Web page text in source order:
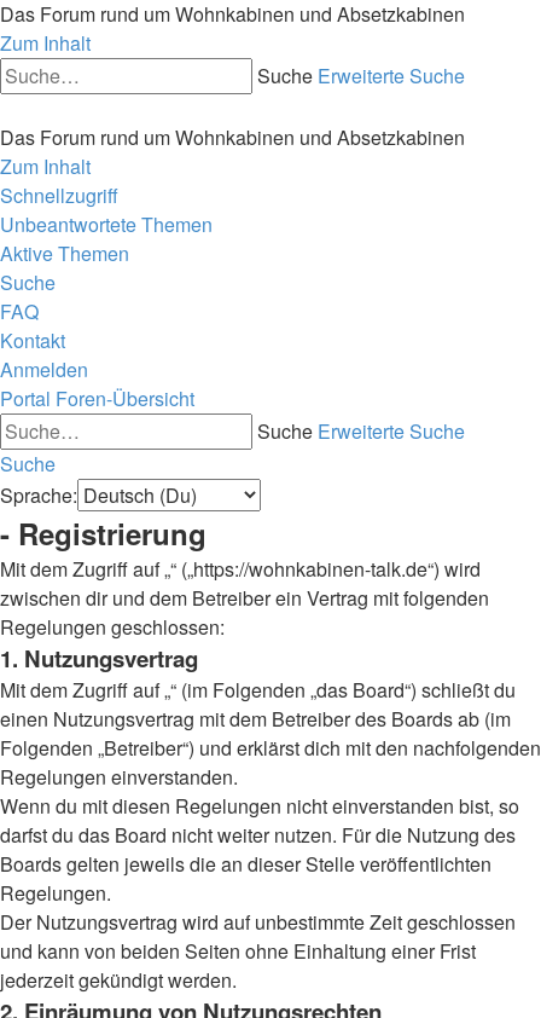
Das Forum rund um Wohnkabinen und Absetzkabinen
Zum Inhalt
Suche Erweiterte Suche
Das Forum rund um Wohnkabinen und Absetzkabinen
Zum Inhalt
Schnellzugriff
Unbeantwortete Themen
Aktive Themen
Suche
FAQ
Kontakt
Anmelden
Portal Foren-Übersicht
Suche Erweiterte Suche
Suche
Sprache:
- Registrierung
Mit dem Zugriff auf „“ („https://wohnkabinen-talk.de“) wird
zwischen dir und dem Betreiber ein Vertrag mit folgenden
Regelungen geschlossen:
1. Nutzungsvertrag
Mit dem Zugriff auf „“ (im Folgenden „das Board“) schließt du
einen Nutzungsvertrag mit dem Betreiber des Boards ab (im
Folgenden „Betreiber“) und erklärst dich mit den nachfolgenden
Regelungen einverstanden.
Wenn du mit diesen Regelungen nicht einverstanden bist, so
darfst du das Board nicht weiter nutzen. Für die Nutzung des
Boards gelten jeweils die an dieser Stelle veröffentlichten
Regelungen.
Der Nutzungsvertrag wird auf unbestimmte Zeit geschlossen
und kann von beiden Seiten ohne Einhaltung einer Frist
jederzeit gekündigt werden.
2. Einräumung von Nutzungsrechten